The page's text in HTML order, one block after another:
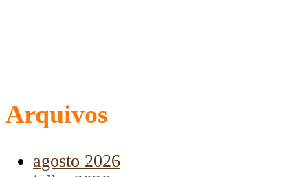
Arquivos
agosto 2026